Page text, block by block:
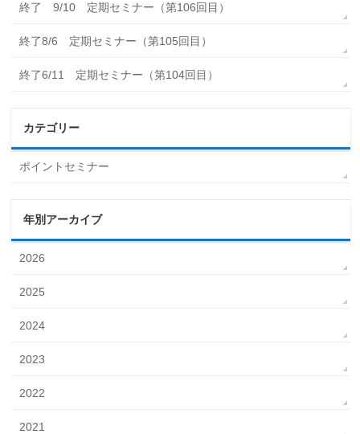
終了 9/10 定期セミナー（第106回目）
終了8/6 定期セミナー（第105回目）
終了6/11 定期セミナー（第104回目）
カテゴリー
ポイントセミナー
年別アーカイブ
2026
2025
2024
2023
2022
2021